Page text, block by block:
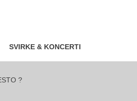
SVIRKE & KONCERTI
?